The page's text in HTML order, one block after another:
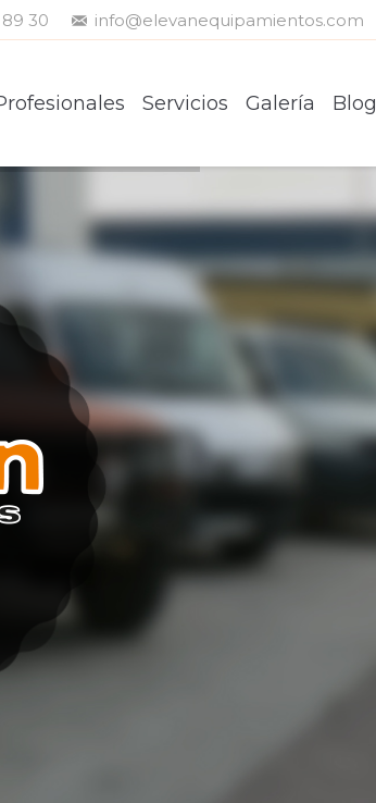
30 info@elevanequipamientos.com
Servicios Galería Blog